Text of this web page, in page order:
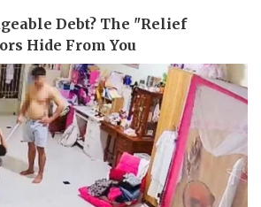
Vũ khí
Việt Nam
Phân tích